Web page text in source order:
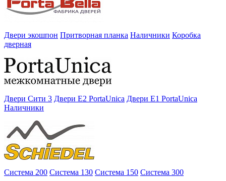
Двери экошпон Притворная планка Наличники Коробка
дверная
Двери Сити 3 Двери E2 PortaUnica Двери E1 PortaUnica
Наличники
Система 200 Система 130 Система 150 Система 300